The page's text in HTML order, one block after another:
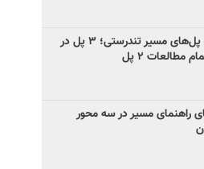
آخرین وضعیت پل‌های مسیر تندرستی؛ ۳ پل در
مطالعات ۲ پل
راهنمای مسیر در سه محور